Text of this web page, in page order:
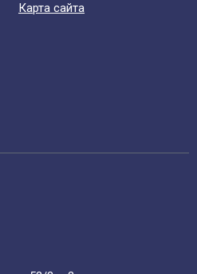
Карта сайта